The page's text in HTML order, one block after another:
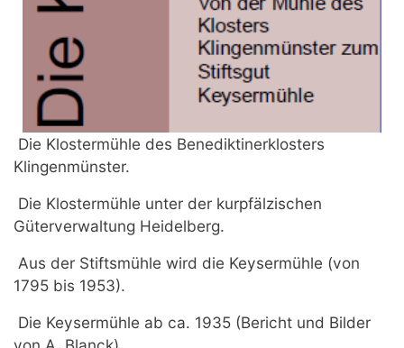
Die Klostermühle des Benediktinerklosters
Klingenmünster.
Die Klostermühle unter der kurpfälzischen
Güterverwaltung Heidelberg.
Aus der Stiftsmühle wird die Keysermühle (von
1795 bis 1953).
Die Keysermühle ab ca. 1935 (Bericht und Bilder